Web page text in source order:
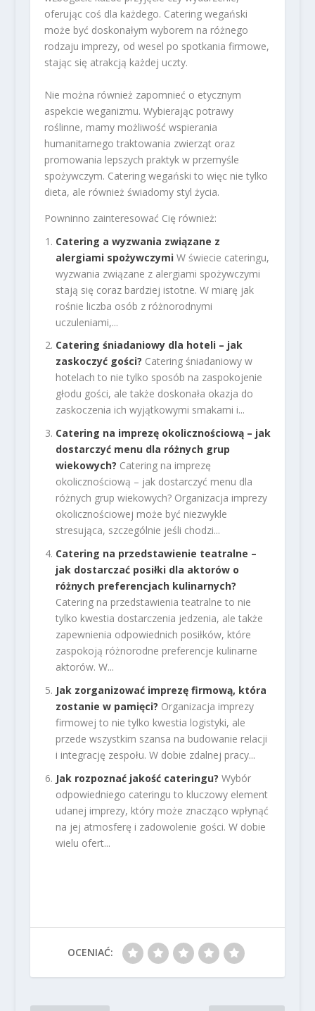
oferując coś dla każdego. Catering wegański
może być doskonałym wyborem na różnego
rodzaju imprezy, od wesel po spotkania firmowe,
stając się atrakcją każdej uczty.
Nie można również zapomnieć o etycznym
aspekcie weganizmu. Wybierając potrawy
roślinne, mamy możliwość wspierania
humanitarnego traktowania zwierząt oraz
promowania lepszych praktyk w przemyśle
spożywczym. Catering wegański to więc nie tylko
dieta, ale również świadomy styl życia.
Powninno zainteresować Cię również:
Catering a wyzwania związane z
alergiami spożywczymi W świecie cateringu,
wyzwania związane z alergiami spożywczymi
stają się coraz bardziej istotne. W miarę jak
rośnie liczba osób z różnorodnymi
uczuleniami,...
Catering śniadaniowy dla hoteli – jak
zaskoczyć gości? Catering śniadaniowy w
hotelach to nie tylko sposób na zaspokojenie
głodu gości, ale także doskonała okazja do
zaskoczenia ich wyjątkowymi smakami i...
Catering na imprezę okolicznościową – jak
dostarczyć menu dla różnych grup
wiekowych? Catering na imprezę
okolicznościową – jak dostarczyć menu dla
różnych grup wiekowych? Organizacja imprezy
okolicznościowej może być niezwykle
stresująca, szczególnie jeśli chodzi...
Catering na przedstawienie teatralne –
jak dostarczać posiłki dla aktorów o
różnych preferencjach kulinarnych?
Catering na przedstawienia teatralne to nie
tylko kwestia dostarczenia jedzenia, ale także
zapewnienia odpowiednich posiłków, które
zaspokoją różnorodne preferencje kulinarne
aktorów. W...
Jak zorganizować imprezę firmową, która
zostanie w pamięci? Organizacja imprezy
firmowej to nie tylko kwestia logistyki, ale
przede wszystkim szansa na budowanie relacji
i integrację zespołu. W dobie zdalnej pracy...
Jak rozpoznać jakość cateringu? Wybór
odpowiedniego cateringu to kluczowy element
udanej imprezy, który może znacząco wpłynąć
na jej atmosferę i zadowolenie gości. W dobie
wielu ofert...
OCENIAĆ: